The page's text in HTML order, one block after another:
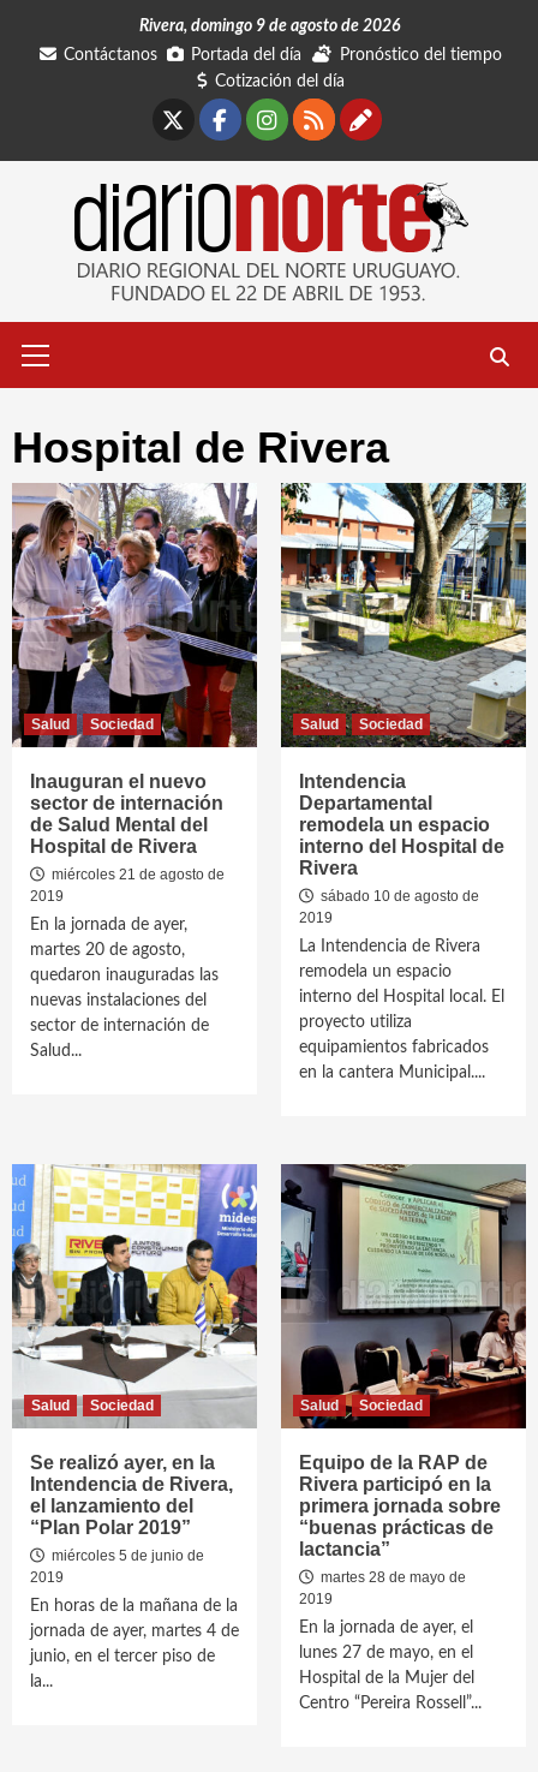
Rivera, domingo 9 de agosto de 2026
Contáctanos
Portada del día
Pronóstico del tiempo
Cotización del día
Facebook
Instagram
RSSContáctanos
primario
Hospital de Rivera
Salud Sociedad
Inauguran el nuevo
sector de internación
de Salud Mental del
Hospital de Rivera
miércoles 21 de agosto de
2019
En la jornada de ayer,
martes 20 de agosto,
quedaron inauguradas las
nuevas instalaciones del
sector de internación de
Salud...
Salud Sociedad
Intendencia
Departamental
remodela un espacio
interno del Hospital de
Rivera
sábado 10 de agosto de
2019
La Intendencia de Rivera
remodela un espacio
interno del Hospital local. El
proyecto utiliza
equipamientos fabricados
en la cantera Municipal....
Salud Sociedad
Se realizó ayer, en la
Intendencia de Rivera,
el lanzamiento del
“Plan Polar 2019”
miércoles 5 de junio de
2019
En horas de la mañana de la
jornada de ayer, martes 4 de
junio, en el tercer piso de
la...
Salud Sociedad
Equipo de la RAP de
Rivera participó en la
primera jornada sobre
“buenas prácticas de
lactancia”
martes 28 de mayo de
2019
En la jornada de ayer, el
lunes 27 de mayo, en el
Hospital de la Mujer del
Centro “Pereira Rossell”...